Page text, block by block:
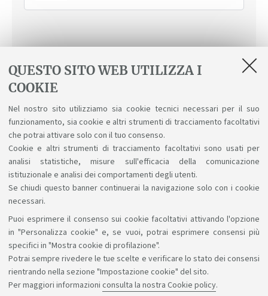
QUESTO SITO WEB UTILIZZA I
COOKIE
Nel nostro sito utilizziamo sia cookie tecnici necessari per il suo
funzionamento, sia cookie e altri strumenti di tracciamento facoltativi
che potrai attivare solo con il tuo consenso.
Cookie e altri strumenti di tracciamento facoltativi sono usati per
analisi statistiche, misure sull'efficacia della comunicazione
istituzionale e analisi dei comportamenti degli utenti.
Se chiudi questo banner continuerai la navigazione solo con i cookie
necessari.
Puoi esprimere il consenso sui cookie facoltativi attivando l'opzione
in "Personalizza cookie" e, se vuoi, potrai esprimere consensi più
specifici in "Mostra cookie di profilazione".
Potrai sempre rivedere le tue scelte e verificare lo stato dei consensi
rientrando nella sezione "Impostazione cookie" del sito.
Per maggiori informazioni consulta la nostra Cookie policy.
ALTERNATIVE
Attività professionalizzante
Tirocinio di laurea pre-riforma
Sosteniamo il diritto alla conoscenza
Seguici su: